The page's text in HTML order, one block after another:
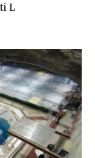
L